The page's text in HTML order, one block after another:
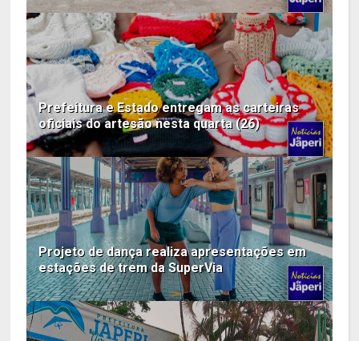
Prefeitura e Estado entregam as carteiras
oficiais do artesão nesta quarta (26)
Projeto de dança realiza apresentações em
estações de trem da SuperVia